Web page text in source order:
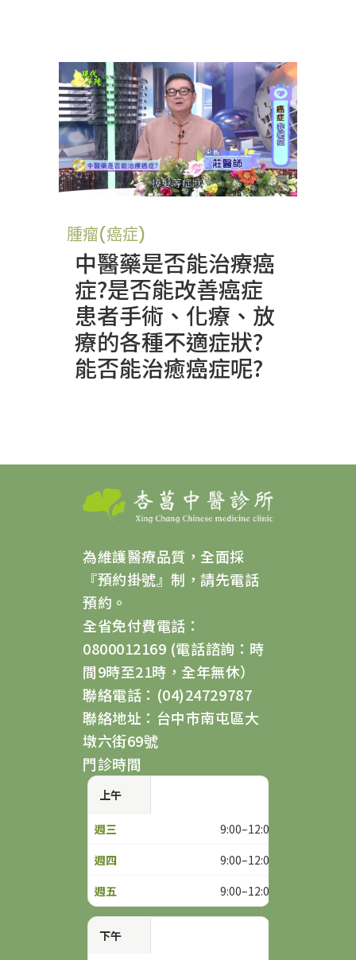
腫瘤(癌症)
中醫藥是否能治療癌
症?是否能改善癌症
患者手術、化療、放
療的各種不適症狀?
能否能治癒癌症呢?
為維護醫療品質，全面採
『預約掛號』制，請先電話
預約。
全省免付費電話：
0800012169 (電話諮詢：時
間9時至21時，全年無休）
聯絡電話：(04)24729787
聯絡地址：台中市南屯區大
墩六街69號
門診時間
上午
9:00–12:00
9:00–12:00
9:00–12:00
下午